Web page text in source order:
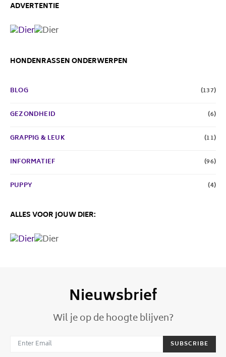
ADVERTENTIE
HONDENRASSEN ONDERWERPEN
BLOG (137)
GEZONDHEID (6)
GRAPPIG & LEUK (11)
INFORMATIEF (96)
PUPPY (4)
ALLES VOOR JOUW DIER:
Nieuwsbrief
Wil je op de hoogte blijven?
SUBSCRIBE